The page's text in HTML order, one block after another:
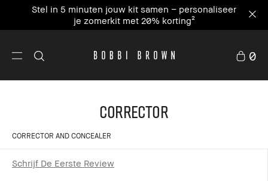
Stel in 5 minuten jouw kit samen – personaliseer
je zomerkit met 20% korting²
0
Corrector
CORRECTOR AND CONCEALER
Schrijf De Eerste Review